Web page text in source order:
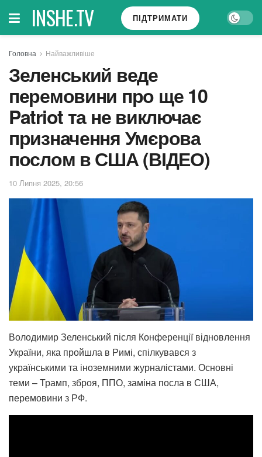
INSHE.TV ПІДТРИМАТИ
Головна Найважливіше
Зеленський веде
перемовини про ще 10
Patriot та не виключає
призначення Умєрова
послом в США (ВІДЕО)
10 Липня 2025, 20:56
Володимир Зеленський після Конференції відновлення
України, яка пройшла в Римі, спілкувався з
українськими та іноземними журналістами. Основні
теми – Трамп, зброя, ППО, заміна посла в США,
перемовини з РФ.